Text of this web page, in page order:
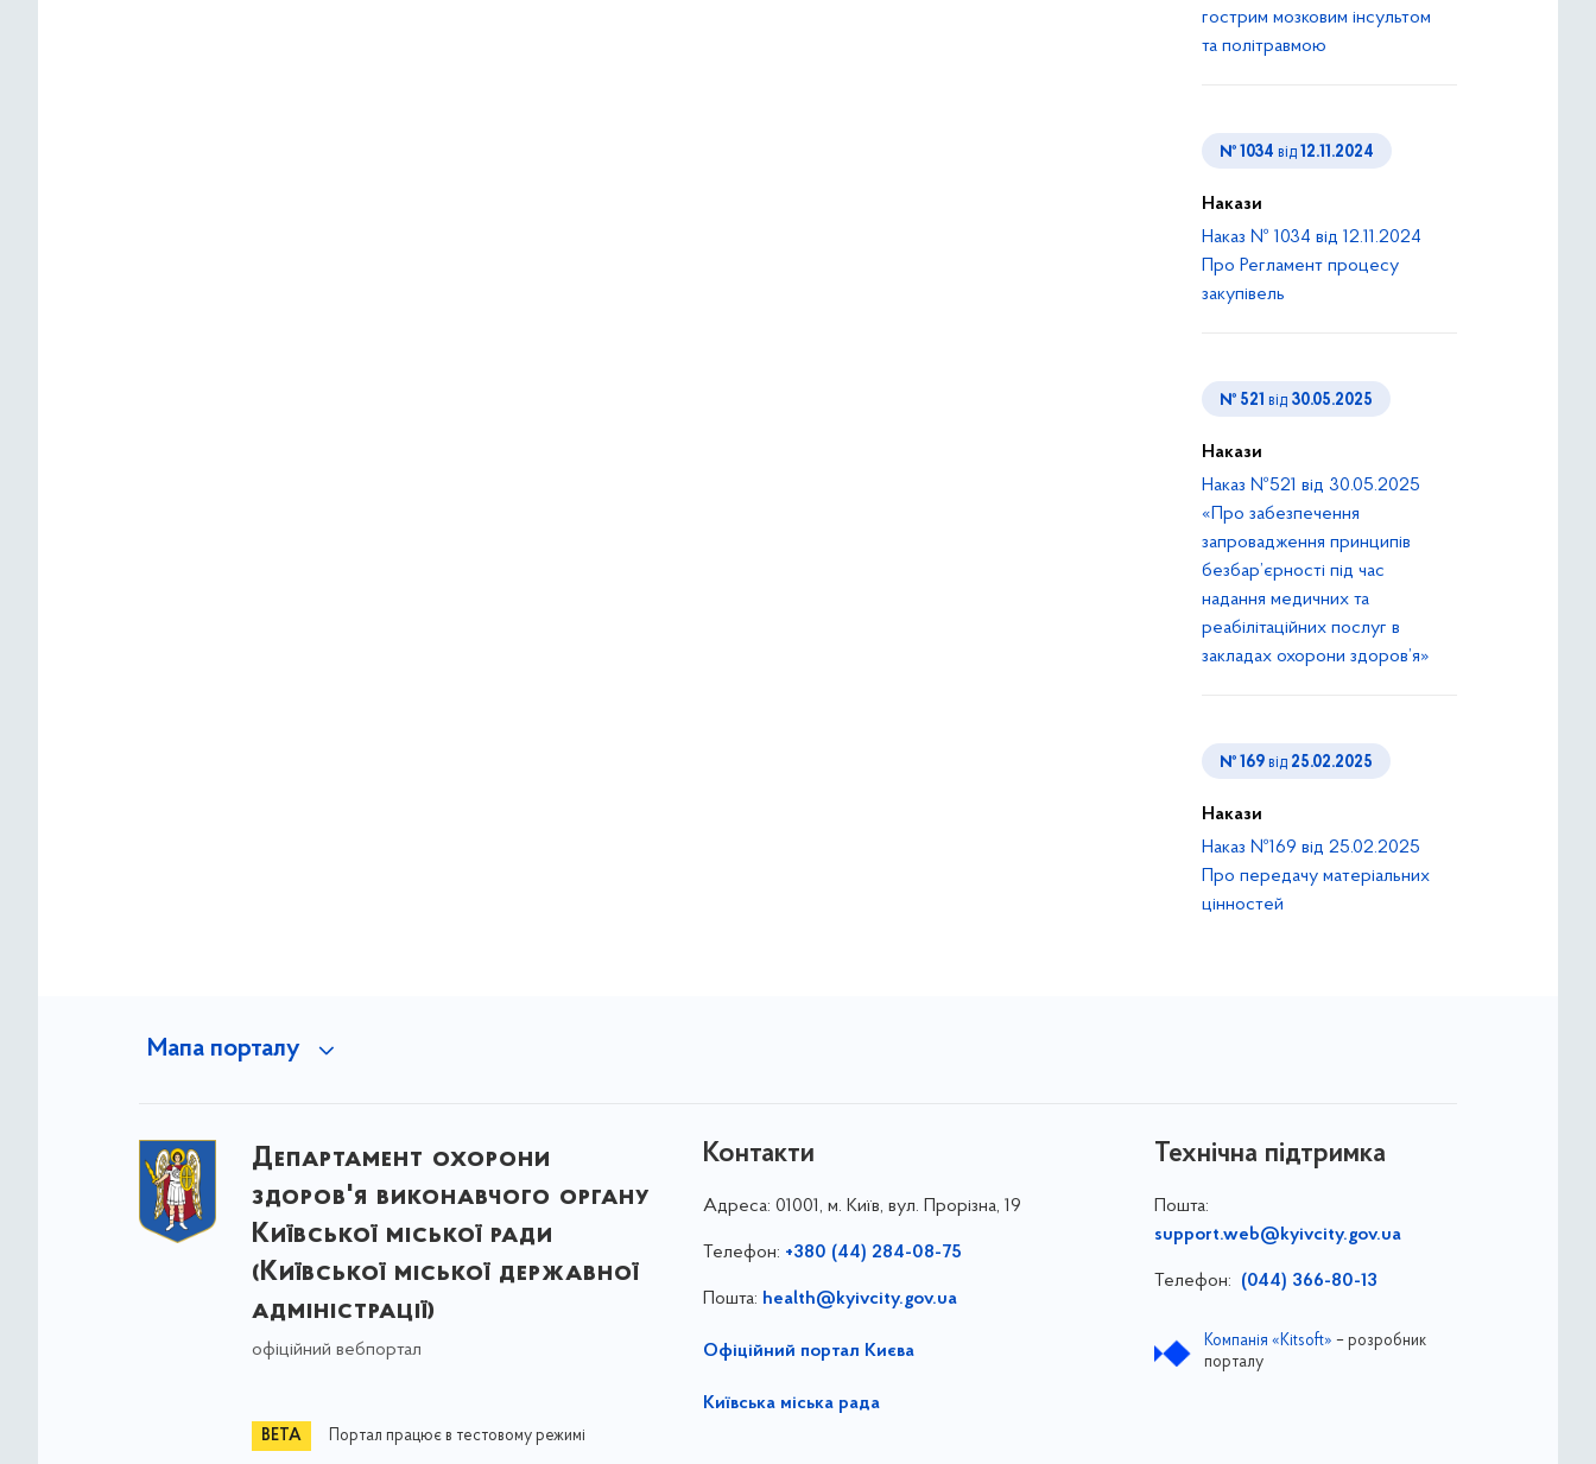
гострим мозковим інсультом
та політравмою
№ 1034 від 12.11.2024
Накази
Наказ № 1034 від 12.11.2024
Про Регламент процесу
закупівель
№ 521 від 30.05.2025
Накази
Наказ №521 від 30.05.2025
«Про забезпечення
запровадження принципів
безбар’єрності під час
надання медичних та
реабілітаційних послуг в
закладах охорони здоров’я»
№ 169 від 25.02.2025
Накази
Наказ №169 від 25.02.2025
Про передачу матеріальних
цінностей
Мапа порталу
Департамент охорони
здоров'я виконавчого органу
Київської міської ради
(Київської міської державної
адміністрації)
офіційний вебпортал
Портал працює в тестовому режимі
Контакти
Адреса: 01001, м. Київ, вул. Прорізна, 19
Телефон: +380 (44) 284-08-75
Пошта: health@kyivcity.gov.ua
Офіційний портал Києва
Київська міська рада
Технічна підтримка
Пошта:
support.web@kyivcity.gov.ua
Телефон: (044) 366-80-13
Компанія «Kitsoft» – розробник
порталу